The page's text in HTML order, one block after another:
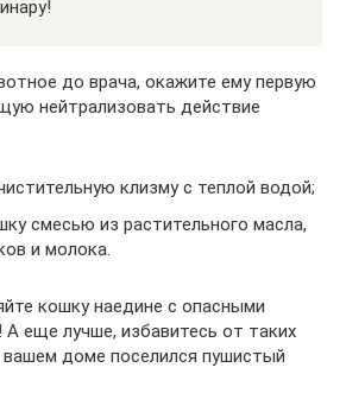
до врача, окажите ему первую
нейтрализовать действие
клизму с теплой водой;
смесью из растительного масла,
и молока.
кошку наедине с опасными
еще лучше, избавитесь от таких
вашем доме поселился пушистый